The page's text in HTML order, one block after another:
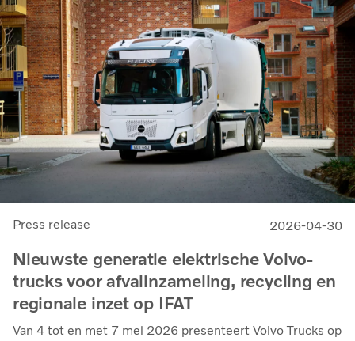
Press release 2026-04-30
Nieuwste generatie elektrische Volvo-
trucks voor afvalinzameling, recycling en
regionale inzet op IFAT
Van 4 tot en met 7 mei 2026 presenteert Volvo Trucks op